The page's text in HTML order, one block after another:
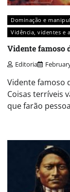
Dominação e
Vidência, videntes e
Vidente famoso
Editoria
Vidente famoso
Coisas terríveis
que farão